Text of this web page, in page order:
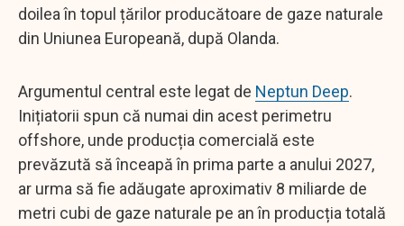
doilea în topul țărilor producătoare de gaze naturale
din Uniunea Europeană, după Olanda.
Argumentul central este legat de Neptun Deep.
Inițiatorii spun că numai din acest perimetru
offshore, unde producția comercială este
prevăzută să înceapă în prima parte a anului 2027,
ar urma să fie adăugate aproximativ 8 miliarde de
metri cubi de gaze naturale pe an în producția totală